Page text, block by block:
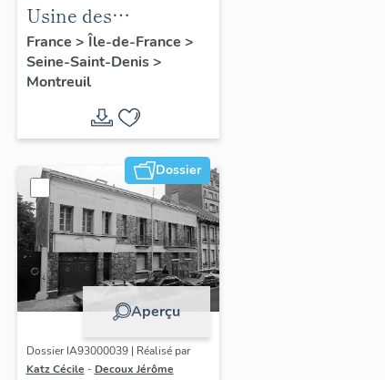
Usine des
chaudronneries de
Montreuil, puis
usine d'articles en
caoutchouc
Jackmousse
France > Île-de-France >
Seine-Saint-Denis>
Montreuil
Dossier
Aperçu
Dossier IA93000039 | Réalisé par
Katz Cécile - Decoux Jérôme